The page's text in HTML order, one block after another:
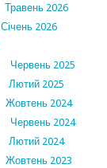
Травень 2026
Січень 2026
Червень 2025
Лютий 2025
Жовтень 2024
Червень 2024
Лютий 2024
Жовтень 2023